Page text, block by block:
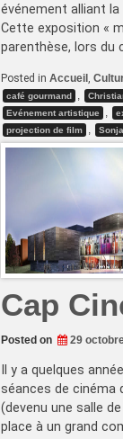
événement alliant la
Cette exposition «
parenthèse, lors du
Posted in Accueil
café gourmand
Evénement artistique
projection de film
Cap
Posted on 29
Il y a quelques
séances de cinéma
(devenu une salle
place à un grand